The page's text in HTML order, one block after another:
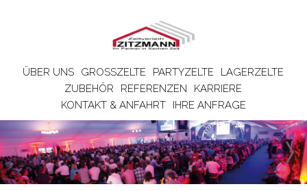
ÜBER UNS GROSSZELTE PARTYZELTE
LAGERZELTE
ZUBEHÖR
REFERENZEN
KARRIERE
KONTAKT & ANFAHRT
IHRE ANFRAGE